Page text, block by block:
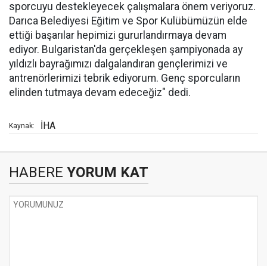
sporcuyu destekleyecek çalışmalara önem veriyoruz.
Darıca Belediyesi Eğitim ve Spor Kulübümüzün elde
ettiği başarılar hepimizi gururlandırmaya devam
ediyor. Bulgaristan'da gerçekleşen şampiyonada ay
yıldızlı bayrağımızı dalgalandıran gençlerimizi ve
antrenörlerimizi tebrik ediyorum. Genç sporcuların
elinden tutmaya devam edeceğiz" dedi.
Kaynak: İHA
HABERE YORUM KAT